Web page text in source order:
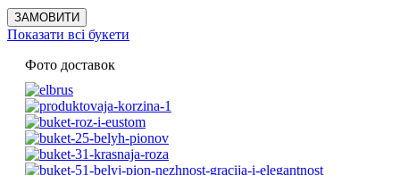
Показати всі букети
Фото доставок